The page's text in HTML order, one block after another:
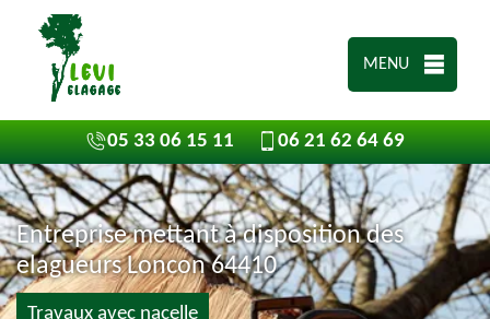
MENU
05 33 06 15 11 06 21 62 64 69
Entreprise mettant à disposition des
elagueurs Loncon 64410
Travaux avec nacelle